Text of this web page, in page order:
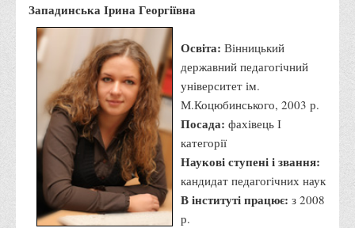
Навчально-методичний
З організації виховної та культурно-мистецької роботи
студентів
Технічних засобів навчання
Редакційно-видавничий
Центри
Розвитку кар’єри
Ресурсний центр зі сталого розвитку
Западинська Ірина Георгіївна
Освіта: Вінницький
державний педагогічний
університет ім.
М.Коцюбинського, 2003 р.
Посада: фахівець І
категорії
Наукові ступені і звання:
кандидат педагогічних наук
В інституті працює: з 2008
р.